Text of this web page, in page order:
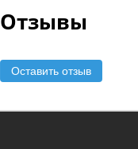
Отзывы
Оставить отзыв